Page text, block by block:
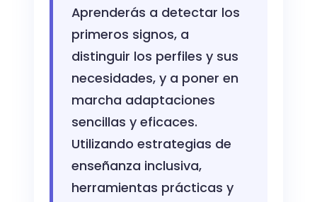
Aprenderás a detectar los
primeros signos, a
distinguir los perfiles y sus
necesidades, y a poner en
marcha adaptaciones
sencillas y eficaces.
Utilizando estrategias de
enseñanza inclusiva,
herramientas prácticas y